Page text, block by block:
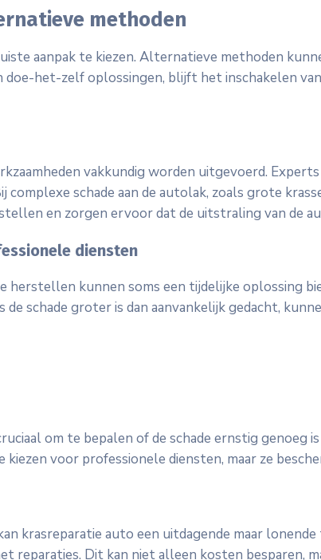
methoden
aanpak te kiezen. Alternatieve methoden
doe-het-zelf oplossingen, blijft het inschakelen
vakkundig worden uitgevoerd.
schade aan de autolak, zoals grote
en zorgen ervoor dat de uitstraling van de
diensten
kunnen soms een tijdelijke oplossing
schade groter is dan aanvankelijk gedacht,
om te bepalen of de schade ernstig genoeg
voor professionele diensten, maar ze
krasreparatie auto een uitdagende maar
reparaties. Dit kan niet alleen kosten besparen,